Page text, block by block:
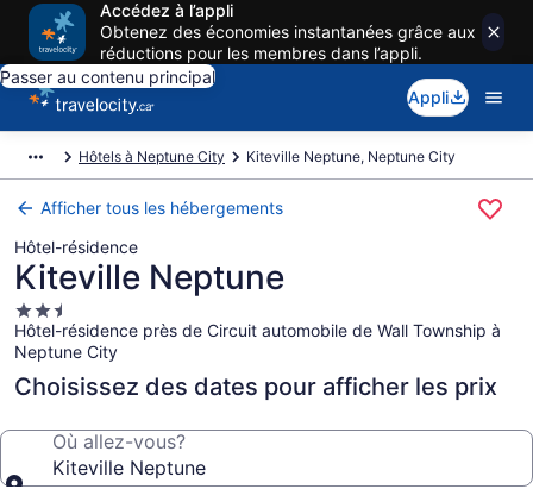
Accédez à l’appli
Obtenez des économies instantanées grâce aux
réductions pour les membres dans l’appli.
Passer au contenu principal
Appli
Hôtels à Neptune City Kiteville Neptune, Neptune City
Afficher tous les hébergements
Hôtel-résidence
Kiteville Neptune
Hébergement
2.5 étoiles
Hôtel-résidence près de Circuit automobile de Wall Township à
Neptune City
Choisissez des dates pour afficher les prix
Où allez-vous?
Kiteville Neptune